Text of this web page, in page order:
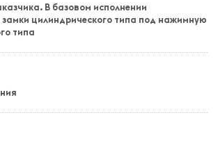
В базовом исполнении
цилиндрического типа под нажимную
типа